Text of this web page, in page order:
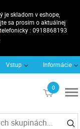
je skladom v eshope,
sa prosím o aktuálnej
telefonicky : 0918868193
Vstup Informácie
0
€0